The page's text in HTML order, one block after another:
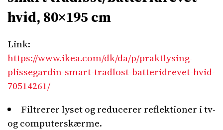
hvid, 80×195 cm
Link:
https://www.ikea.com/dk/da/p/praktlysing-
plissegardin-smart-tradlost-batteridrevet-hvid-
70514261/
Filtrerer lyset og reducerer reflektioner i tv-
og computerskærme.